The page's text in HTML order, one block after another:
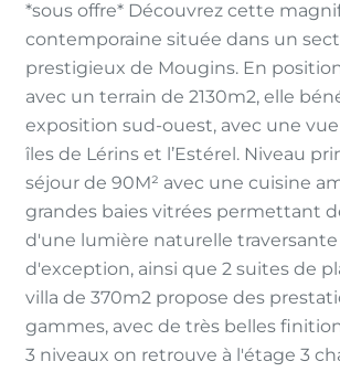
*sous offre* Découvrez cette
contemporaine située dans un
prestigieux de Mougins. En
avec un terrain de 2130m2, elle
exposition sud-ouest, avec une
îles de Lérins et l’Estérel. Niveau
séjour de 90M² avec une cuisine
grandes baies vitrées permettant
d'une lumière naturelle
d'exception, ainsi que 2 suites de
villa de 370m2 propose des
gammes, avec de très belles
3 niveaux on retrouve à l'étage 3